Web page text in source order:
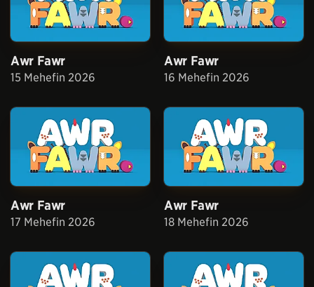
Awr Fawr
15 Mehefin 2026
Awr Fawr
16 Mehefin 2026
Awr Fawr
17 Mehefin 2026
Awr Fawr
18 Mehefin 2026